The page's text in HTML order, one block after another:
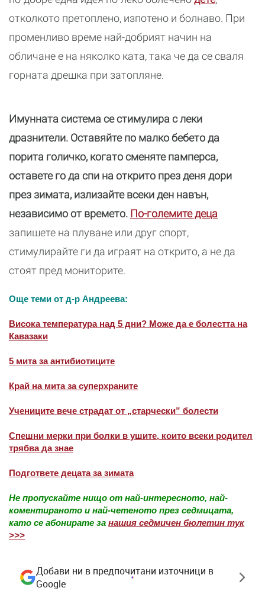
отколкото претоплено, изпотено и болнаво. При
променливо време най-добрият начин на
обличане е на няколко ката, така че да се сваля
горната дрешка при затопляне.
Имунната система се стимулира с леки
дразнители. Оставяйте по малко бебето да
порита голичко, когато сменяте памперса,
оставете го да спи на открито през деня дори
през зимата, излизайте всеки ден навън,
независимо от времето. По-големите деца
запишете на плуване или друг спорт,
стимулирайте ги да играят на открито, а не да
стоят пред мониторите.
Още теми от д-р Андреева:
Висока температура над 5 дни? Може да е болестта на
Кавазаки
5 мита за антибиотиците
Край на мита за суперхраните
Учениците вече страдат от „старчески” болести
Спешни мерки при болки в ушите, които всеки родител
трябва да знае
Подгответе децата за зимата
Не пропускайте нищо от най-интересното, най-
коментираното и най-четеното през седмицата,
като се абонирате за нашия седмичен бюлетин тук
>>>
Добави ни в предпочитани източници в
Google